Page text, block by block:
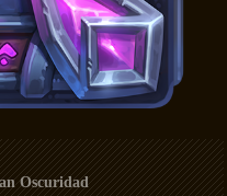
Oscuridad